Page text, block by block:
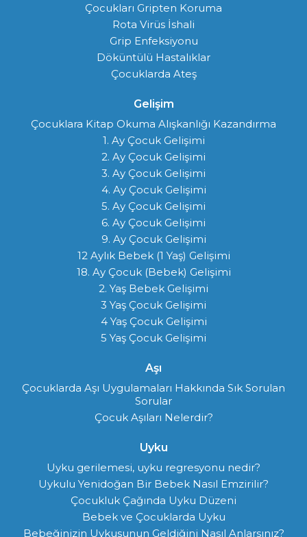
Çocukları Gripten Koruma
Rota Virüs İshali
Grip Enfeksiyonu
Döküntülü Hastalıklar
Çocuklarda Ateş
Gelişim
Çocuklara Kitap Okuma Alışkanlığı Kazandırma
1. Ay Çocuk Gelişimi
2. Ay Çocuk Gelişimi
3. Ay Çocuk Gelişimi
4. Ay Çocuk Gelişimi
5. Ay Çocuk Gelişimi
6. Ay Çocuk Gelişimi
9. Ay Çocuk Gelişimi
12 Aylık Bebek (1 Yaş) Gelişimi
18. Ay Çocuk (Bebek) Gelişimi
2. Yaş Bebek Gelişimi
3 Yaş Çocuk Gelişimi
4 Yaş Çocuk Gelişimi
5 Yaş Çocuk Gelişimi
Aşı
Çocuklarda Aşı Uygulamaları Hakkında Sık Sorulan
Sorular
Çocuk Aşıları Nelerdir?
Uyku
Uyku gerilemesi, uyku regresyonu nedir?
Uykulu Yenidoğan Bir Bebek Nasıl Emzirilir?
Çocukluk Çağında Uyku Düzeni
Bebek ve Çocuklarda Uyku
Bebeğinizin Uykusunun Geldiğini Nasıl Anlarsınız?